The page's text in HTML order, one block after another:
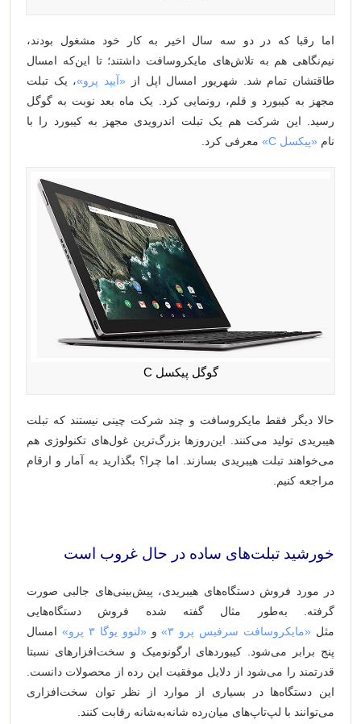
اما رقبا که در دو سه سال اخیر به کار خود مشغول بودند،
نیم‌نگاهی هم به تلاش‌های مایکروسافت داشتند؛ تا این‌که امسال
طاقتشان تمام شد. شهریور امسال اپل از «آیپد پرو»، یک تبلت
مجهز به کیبورد و قلم، رونمایی کرد. یک ماه بعد نوبت به گوگل
رسید. این شرکت هم یک تبلت اندرویدی مجهز به کیبورد را با
نام «پیکسل C» معرفی کرد.
گوگل پیکسل C
حالا دیگر فقط مایکروسافت و چند شرکت چینی نیستند که تبلت
هیبریدی تولید می‌کنند. این‌روزها بزرگ‌ترین غول‌های تکنولوژی هم
می‌خواهند تبلت هیبریدی بسازند. اما چرا؟ بگذارید به آمار و ارقام
مراجعه کنیم.
خورشید تبلت‌های ساده در حال غروب است
در مورد فروش دستگاه‌های هیبریدی، پیش‌بینی‌های جالبی صورت
گرفته. به‌طور مثال گفته شده فروش دستگاه‌هایی
مثل «مایکروسافت سرفیس پرو ۳» و «لنوو یوگا ۳ پرو»
امسال
پنج برابر می‌شود. کیبوردهای ارگونومیک و سخت‌افزارهای نسبتا
قدرتمند را می‌شود از دلایل موفقیت این رده از محصولات دانست.
این دستگاه‌ها در بسیاری از موارد از نظر توان سخت‌افزاری
می‌توانند با لپ‌تاپ‌های میان‌رده شانه‌به‌شانه رقابت کنند.